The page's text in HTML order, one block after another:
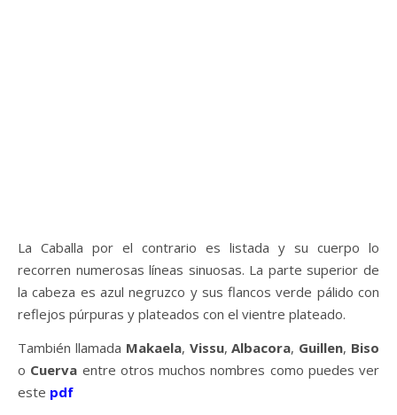
La Caballa por el contrario es listada y su cuerpo lo
recorren numerosas líneas sinuosas. La parte superior de
la cabeza es azul negruzco y sus flancos verde pálido con
reflejos púrpuras y plateados con el vientre plateado.
También llamada Makaela, Vissu,Albacora, Guillen, Biso
o Cuerva entre otros muchos nombres como puedes ver
este pdf